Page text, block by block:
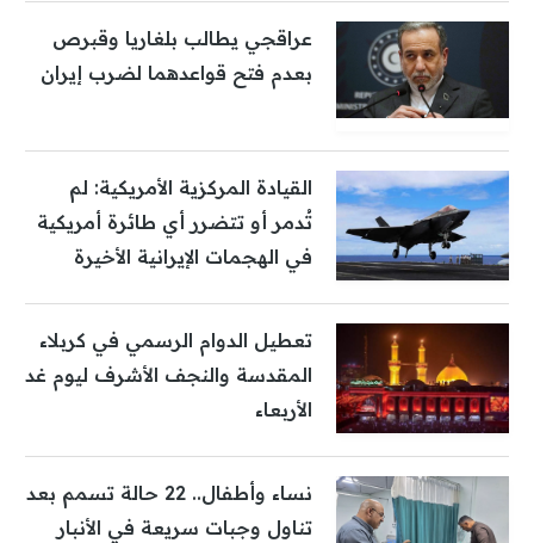
عراقجي يطالب بلغاريا وقبرص
بعدم فتح قواعدهما لضرب إيران
القيادة المركزية الأمريكية: لم
تُدمر أو تتضرر أي طائرة أمريكية
في الهجمات الإيرانية الأخيرة
تعطيل الدوام الرسمي في كربلاء
المقدسة والنجف الأشرف ليوم غد
الأربعاء
نساء وأطفال.. 22 حالة تسمم بعد
تناول وجبات سريعة في الأنبار